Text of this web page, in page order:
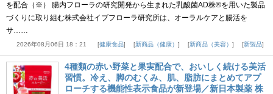
を配合（※） 腸内フローラの研究開発から生まれた乳酸菌AD株®を用いた製品
づくりに取り組む株式会社イブフローラ研究所は、オーラルケアと腸活を
サ……
2026年08月06日 18：21 健康食品 新商品（健康） 新商品（美容） 新製品
4種類の赤い野菜と果実配合で、おいしく続ける美活
習慣。冷え、脚のむくみ、肌、脂肪にまとめてアプ
ローチする機能性表示食品が新登場／新日本製薬 株